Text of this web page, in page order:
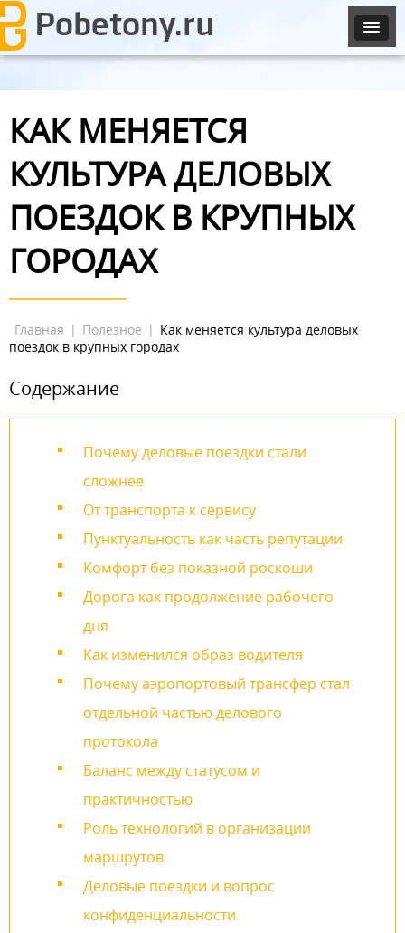
КАК МЕНЯЕТСЯ
КУЛЬТУРА ДЕЛОВЫХ
ПОЕЗДОК В КРУПНЫХ
ГОРОДАХ
Главная | Полезное | Как меняется культура деловых
поездок в крупных городах
Содержание
Почему деловые поездки стали
сложнее
От транспорта к сервису
Пунктуальность как часть репутации
Комфорт без показной роскоши
Дорога как продолжение рабочего
дня
Как изменился образ водителя
Почему аэропортовый трансфер стал
отдельной частью делового
протокола
Баланс между статусом и
практичностью
Роль технологий в организации
маршрутов
Деловые поездки и вопрос
конфиденциальности